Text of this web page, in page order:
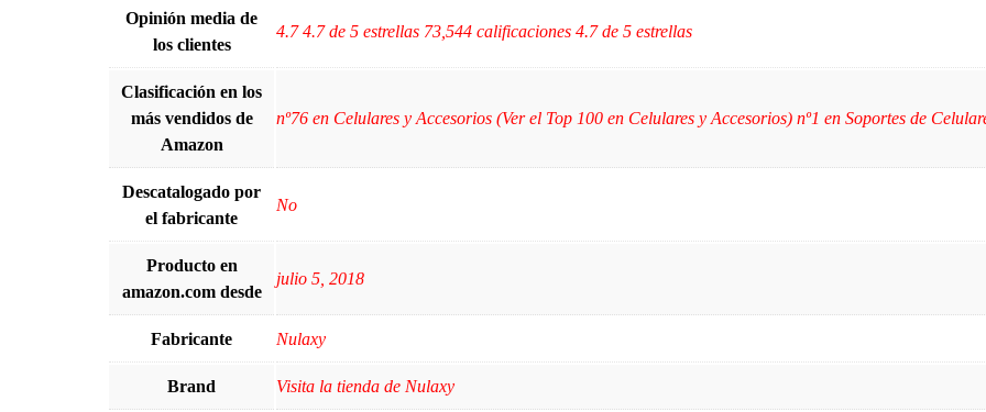
Opinión media de
los clientes
4.7 4.7 de 5 estrellas 73,544 calificaciones 4.7 de 5 estrellas
Clasificación en los
más vendidos de
Amazon
nº76 en Celulares y Accesorios (Ver el Top 100 en Celulares y Accesorios) nº1 en Soportes de
Descatalogado por
el fabricante
‎No
Producto en
amazon.com desde
julio 5, 2018
Fabricante Nulaxy
Brand Visita la tienda de Nulaxy